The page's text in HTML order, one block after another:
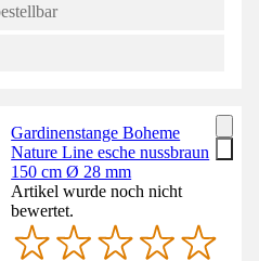
Gardinenstange Boheme
Nature Line esche nussbraun
150 cm Ø 28 mm
Artikel wurde noch nicht
bewertet.